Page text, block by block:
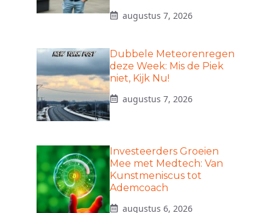
augustus 7, 2026
Dubbele Meteorenregen
deze Week: Mis de Piek
niet, Kijk Nu!
augustus 7, 2026
Investeerders Groeien
Mee met Medtech: Van
Kunstmeniscus tot
Ademcoach
augustus 6, 2026